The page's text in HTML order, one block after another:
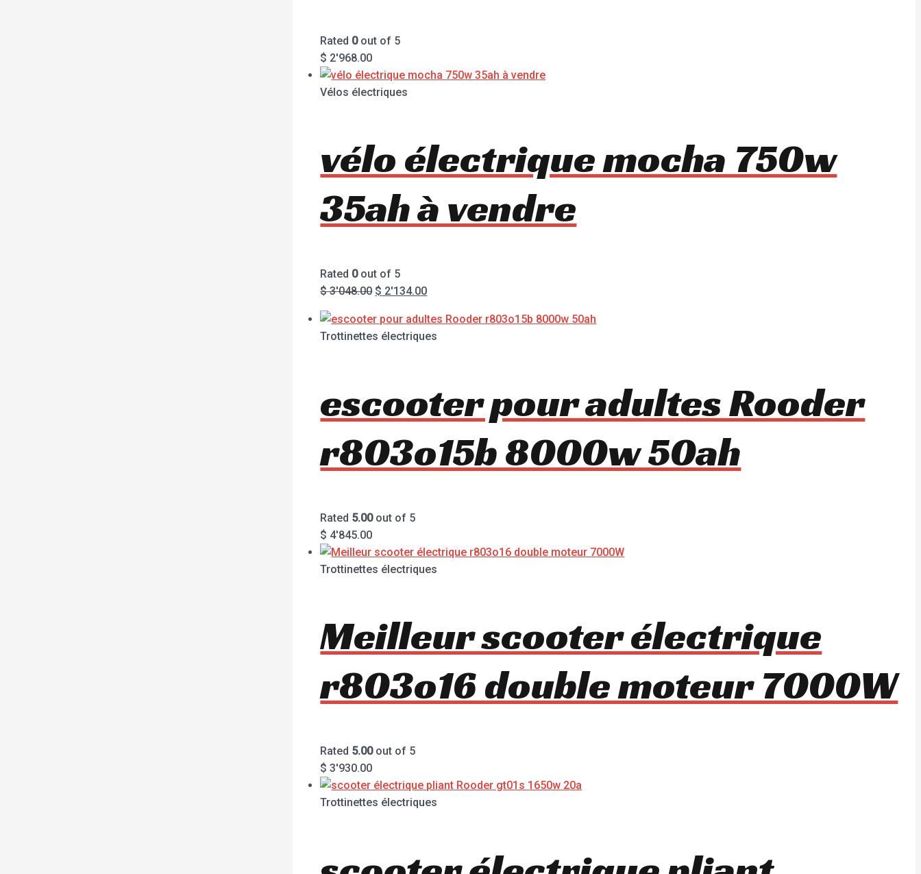
Rated 0out of 5
$ 2'968.00
Vélos électriques
vélo électrique mocha 750w
35ah à vendre
Rated 0out of 5
$3'048.00 $ 2'134.00
Trottinettes électriques
escooter pour adultes Rooder
r803o15b 8000w 50ah
Rated 5.00out of 5
$ 4'845.00
Trottinettes électriques
Meilleur scooter électrique
r803o16 double moteur 7000W
Rated 5.00out of 5
$ 3'930.00
Trottinettes électriques